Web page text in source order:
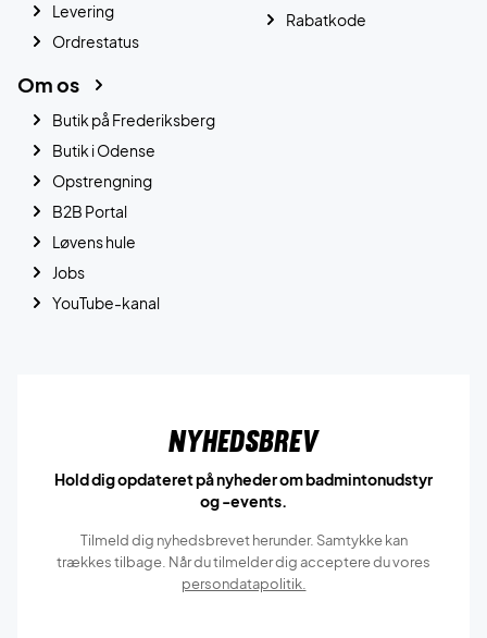
Levering
Ordrestatus
Rabatkode
Om os
Butik på Frederiksberg
Butik i Odense
Opstrengning
B2B Portal
Løvens hule
Jobs
YouTube-kanal
Nyhedsbrev
Hold dig opdateret på nyheder om badmintonudstyr
og -events.
Tilmeld dig nyhedsbrevet herunder. Samtykke kan
trækkes tilbage. Når du tilmelder dig acceptere du vores
persondatapolitik.